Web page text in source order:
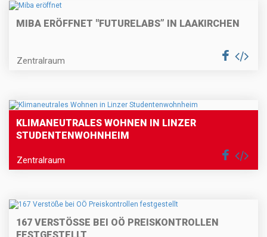
MIBA ERÖFFNET "FUTURELABS” IN LAAKIRCHEN
Zentralraum
KLIMANEUTRALES WOHNEN IN LINZER
STUDENTENWOHNHEIM
Zentralraum
167 VERSTÖSSE BEI OÖ PREISKONTROLLEN F